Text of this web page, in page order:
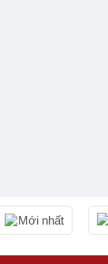
Mới nhất